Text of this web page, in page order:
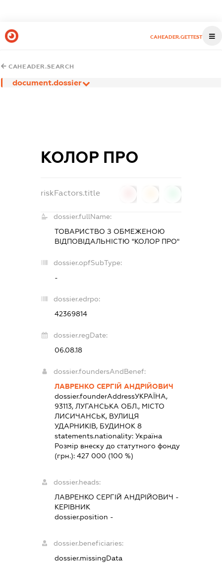
CAHEADER.GETTEST
CAHEADER.SEARCH
document.dossier
КОЛОР ПРО
riskFactors.title
dossier.fullName:
ТОВАРИСТВО З ОБМЕЖЕНОЮ
ВІДПОВІДАЛЬНІСТЮ "КОЛОР ПРО"
dossier.opfSubType:
-
dossier.edrpo:
42369814
dossier.regDate:
06.08.18
dossier.foundersAndBenef:
ЛАВРЕНКО СЕРГІЙ АНДРІЙОВИЧ
dossier.founderAddressУКРАЇНА,
93113, ЛУГАНСЬКА ОБЛ., МІСТО
ЛИСИЧАНСЬК, ВУЛИЦЯ
УДАРНИКІВ, БУДИНОК 8
statements.nationality: Україна
Розмір внеску до статутного фонду
(грн.): 427 000 (100 %)
dossier.heads:
ЛАВРЕНКО СЕРГІЙ АНДРІЙОВИЧ -
КЕРІВНИК
dossier.position -
dossier.beneficiaries:
dossier.missingData